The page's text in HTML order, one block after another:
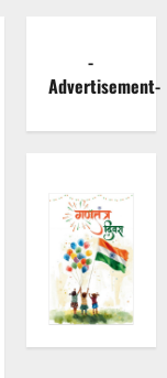
-
Advertisement-